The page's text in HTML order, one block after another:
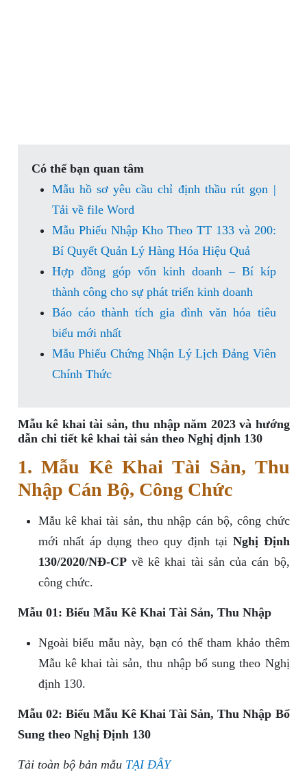
Có thể bạn quan tâm
Mẫu hồ sơ yêu cầu chỉ định thầu rút gọn |
Tải về file Word
Mẫu Phiếu Nhập Kho Theo TT 133 và 200:
Bí Quyết Quản Lý Hàng Hóa Hiệu Quả
Hợp đồng góp vốn kinh doanh – Bí kíp
thành công cho sự phát triển kinh doanh
Báo cáo thành tích gia đình văn hóa tiêu
biểu mới nhất
Mẫu Phiếu Chứng Nhận Lý Lịch Đảng Viên
Chính Thức
Mẫu kê khai tài sản, thu nhập năm 2023 và hướng
dẫn chi tiết kê khai tài sản theo Nghị định 130
1. Mẫu Kê Khai Tài Sản, Thu
Nhập Cán Bộ, Công Chức
Mẫu kê khai tài sản, thu nhập cán bộ, công chức
mới nhất áp dụng theo quy định tại Nghị Định
130/2020/NĐ-CPvề kê khai tài sản của cán bộ,
công chức.
Mẫu 01: Biểu Mẫu Kê Khai Tài Sản, Thu Nhập
Ngoài biểu mẫu này, bạn có thể tham khảo thêm
Mẫu kê khai tài sản, thu nhập bổ sung theo Nghị
định 130.
Mẫu 02: Biểu Mẫu Kê Khai Tài Sản, Thu Nhập Bổ
Sung theo Nghị Định 130
Tải toàn bộ bản mẫu TẠI ĐÂY